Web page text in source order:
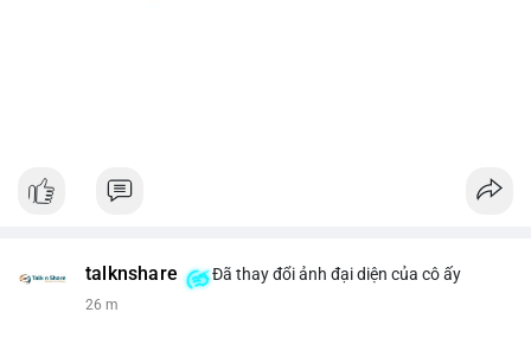
talknshare Đã thay đổi ảnh đại diện của cô ấy
26 m